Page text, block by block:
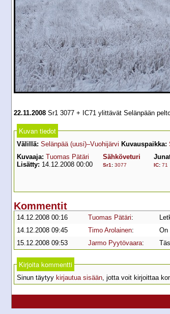
22.11.2008 Sr1 3077 + IC71 ylittävät Selänpään
Kuvan tiedot
Välillä: Selänpää (uusi)–Vuohijärvi Kuvauspaikka:
Kuvaaja: Tuomas Pätäri
Lisätty: 14.12.2008 00:00
Sähköveturi
Sr1 : 3077 IC: 71
Kommentit
14.12.2008 00:16 Tuomas Pätäri:
14.12.2008 09:45
Timo Arolainen:
On
15.12.2008 09:53
Jarmo Pyytövaara:
Kirjoita kommentti
Sinun täytyy kirjautua sisään, jotta voit kirjoittaa